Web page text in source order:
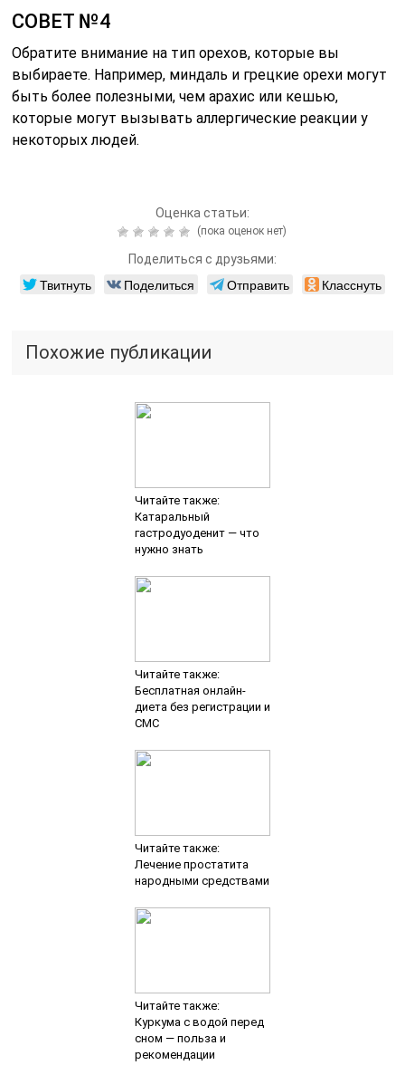
СОВЕТ №4
Обратите внимание на тип орехов, которые вы
выбираете. Например, миндаль и грецкие орехи могут
быть более полезными, чем арахис или кешью,
которые могут вызывать аллергические реакции у
некоторых людей.
Оценка статьи:
(пока оценок нет)
Поделиться с друзьями:
Твитнуть Поделиться Отправить Класснуть
Похожие публикации
Читайте также:
Катаральный
гастродуоденит — что
нужно знать
Читайте также:
Бесплатная онлайн-
диета без регистрации и
СМС
Читайте также:
Лечение простатита
народными средствами
Читайте также:
Куркума с водой перед
сном — польза и
рекомендации